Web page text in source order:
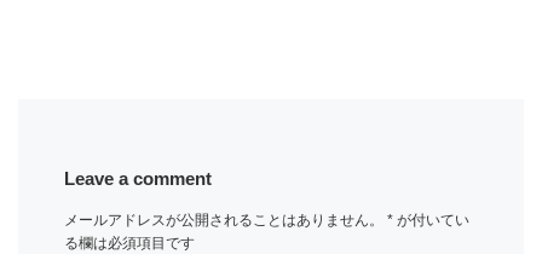
Leave a comment
メールアドレスが公開されることはありません。 *が付いてい
る欄は必須項目です